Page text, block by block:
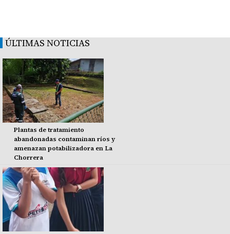
ÚLTIMAS NOTICIAS
Plantas de tratamiento
abandonadas contaminan ríos y
amenazan potabilizadora en La
Chorrera